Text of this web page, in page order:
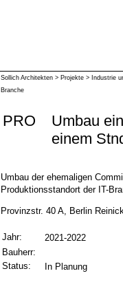
Sollich Architekten > Projekte > Industrie
Branche
PRO
Umbau
einem
Umbau der ehemaligen
Produktionsstandort der IT-
Provinzstr. 40 A, Berlin
Jahr:
2021-2022
Bauherr:
Status:
In Planung